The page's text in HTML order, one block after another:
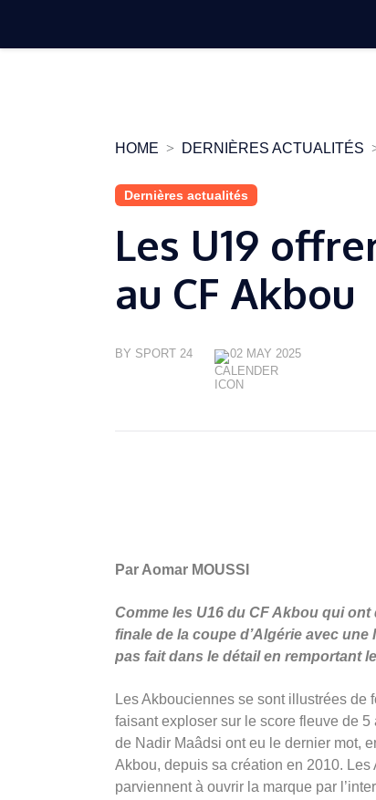
HOME DERNIÈRES ACTUALITÉS
Dernières actualités
Les U19
au CF Akbou
BY SPORT 24 02 MAY 2025
Par Aomar MOUSSI
Comme les U16 du CF Akbou qui
finale de la coupe d’Algérie avec
pas fait dans le détail en remportant
Les Akbouciennes se sont illustrées
faisant exploser sur le score fleuve de
de Nadir Maâdsi ont eu le dernier mot,
Akbou, depuis sa création en 2010.
parviennent à ouvrir la marque par